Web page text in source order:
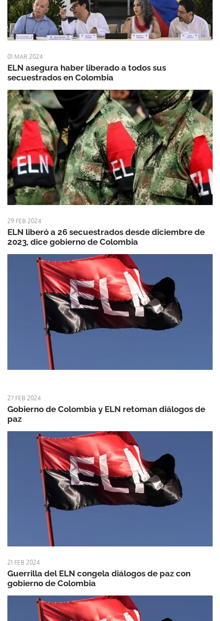
01 MAR 2024
ELN asegura haber liberado a todos sus
secuestrados en Colombia
29 FEB 2024
ELN liberó a 26 secuestrados desde diciembre de
2023, dice gobierno de Colombia
27 FEB 2024
Gobierno de Colombia y ELN retoman diálogos de
paz
21 FEB 2024
Guerrilla del ELN congela diálogos de paz con
gobierno de Colombia